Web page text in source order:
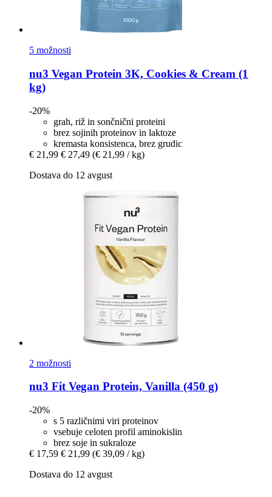
5 možnosti
nu3 Vegan Protein 3K, Cookies & Cream (1
kg)
-20%
grah, riž in sončnični proteini
brez sojinih proteinov in laktoze
kremasta konsistenca, brez grudic
€ 21,99 € 27,49 (€ 21,99 / kg)
Dostava do 12 avgust
2 možnosti
nu3 Fit Vegan Protein, Vanilla (450 g)
-20%
s 5 različnimi viri proteinov
vsebuje celoten profil aminokislin
brez soje in sukraloze
€ 17,59 € 21,99 (€ 39,09 / kg)
Dostava do 12 avgust